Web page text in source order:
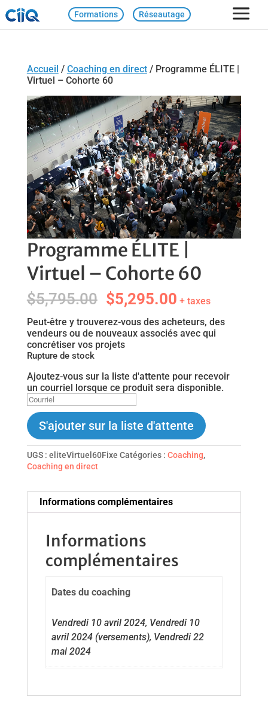
Formations Réseautage
Accueil / Coaching en direct/ Programme ÉLITE |
Virtuel – Cohorte 60
Programme ÉLITE |
Virtuel – Cohorte 60
$5,795.00 Le
prix
initial
était :
$5,795.00.
$5,295.00Le
prix
actuel
est :
$5,295.00.
+ taxes
Peut-être y trouverez-vous des acheteurs, des
vendeurs ou de nouveaux associés avec qui
concrétiser vos projets
Rupture de stock
Ajoutez-vous sur la liste d'attente pour recevoir
un courriel lorsque ce produit sera disponible.
A
j
o
u
t
e
z
o
r
l
S'ajouter sur la liste d'attente
UGS : eliteVirtuel60Fixe Catégories : Coaching,
Coaching en direct
Informations complémentaires
Informations
complémentaires
Dates du coaching
Vendredi 10 avril 2024, Vendredi 10
avril 2024 (versements), Vendredi 22
mai 2024